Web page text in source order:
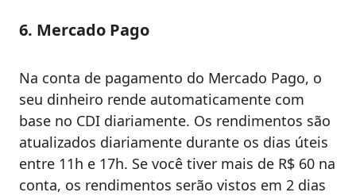
6. Mercado Pago
Na conta de pagamento do Mercado Pago, o
seu dinheiro rende automaticamente com
base no CDI diariamente. Os rendimentos são
atualizados diariamente durante os dias úteis
entre 11h e 17h. Se você tiver mais de R$ 60 na
conta, os rendimentos serão vistos em 2 dias